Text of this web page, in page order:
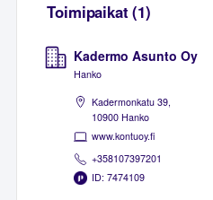
Toimipaikat (1)
Kadermo Asunto Oy
Hanko
Kadermonkatu 39,
10900 Hanko
www.kontuoy.fi
+358107397201
ID: 7474109